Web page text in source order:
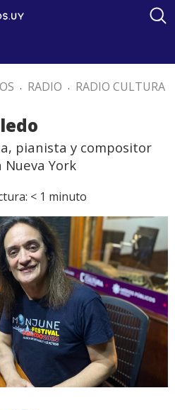
. RADIO . RADIO CULTURA
pianista y compositor
York
< 1 minuto